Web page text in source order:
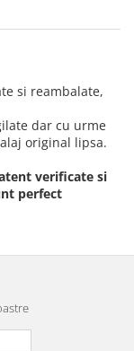
si reambalate,
dar cu urme
original lipsa.
atent verificate si
perfect